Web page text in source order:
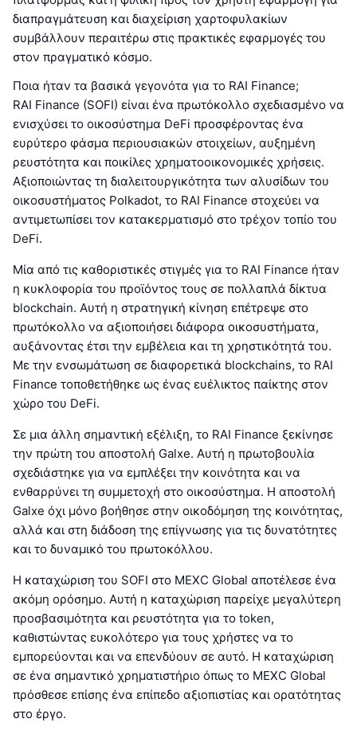
διαπραγμάτευση και διαχείριση χαρτοφυλακίων
συμβάλλουν περαιτέρω στις πρακτικές εφαρμογές του
στον πραγματικό κόσμο.
Ποια ήταν τα βασικά γεγονότα για το RAI Finance;
RAI Finance (SOFI) είναι ένα πρωτόκολλο σχεδιασμένο να
ενισχύσει το οικοσύστημα DeFi προσφέροντας ένα
ευρύτερο φάσμα περιουσιακών στοιχείων, αυξημένη
ρευστότητα και ποικίλες χρηματοοικονομικές χρήσεις.
Αξιοποιώντας τη διαλειτουργικότητα των αλυσίδων του
οικοσυστήματος Polkadot, το RAI Finance στοχεύει να
αντιμετωπίσει τον κατακερματισμό στο τρέχον τοπίο του
DeFi.
Μία από τις καθοριστικές στιγμές για το RAI Finance ήταν
η κυκλοφορία του προϊόντος τους σε πολλαπλά δίκτυα
blockchain. Αυτή η στρατηγική κίνηση επέτρεψε στο
πρωτόκολλο να αξιοποιήσει διάφορα οικοσυστήματα,
αυξάνοντας έτσι την εμβέλεια και τη χρηστικότητά του.
Με την ενσωμάτωση σε διαφορετικά blockchains, το RAI
Finance τοποθετήθηκε ως ένας ευέλικτος παίκτης στον
χώρο του DeFi.
Σε μια άλλη σημαντική εξέλιξη, το RAI Finance ξεκίνησε
την πρώτη του αποστολή Galxe. Αυτή η πρωτοβουλία
σχεδιάστηκε για να εμπλέξει την κοινότητα και να
ενθαρρύνει τη συμμετοχή στο οικοσύστημα. Η αποστολή
Galxe όχι μόνο βοήθησε στην οικοδόμηση της κοινότητας,
αλλά και στη διάδοση της επίγνωσης για τις δυνατότητες
και το δυναμικό του πρωτοκόλλου.
Η καταχώριση του SOFI στο MEXC Global αποτέλεσε ένα
ακόμη ορόσημο. Αυτή η καταχώριση παρείχε μεγαλύτερη
προσβασιμότητα και ρευστότητα για το token,
καθιστώντας ευκολότερο για τους χρήστες να το
εμπορεύονται και να επενδύουν σε αυτό. Η καταχώριση
σε ένα σημαντικό χρηματιστήριο όπως το MEXC Global
πρόσθεσε επίσης ένα επίπεδο αξιοπιστίας και ορατότητας
στο έργο.